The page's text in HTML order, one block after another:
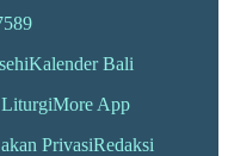
Kalender Bali
More App
PrivasiRedaksi